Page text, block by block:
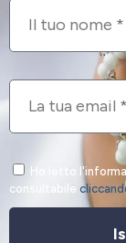
Ho letto
consultabile